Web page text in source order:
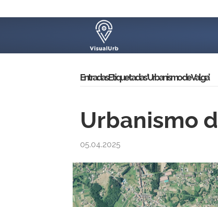
Entradas Etiquetadas ‘Urbanismo de Valga’
Urbanismo
05.04.2025